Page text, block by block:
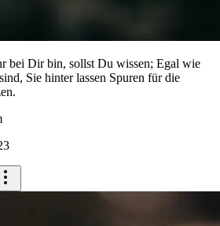
bei Dir bin, sollst Du wissen; Egal wie
Sie hinter lassen Spuren für die